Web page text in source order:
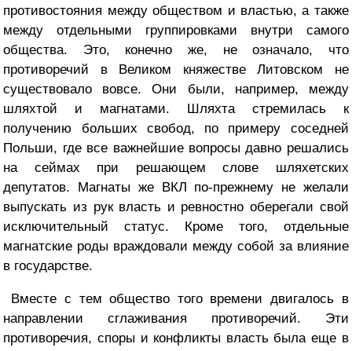
противостояния между обществом и властью, а также
между отдельными группировками внутри самого
общества. Это, конечно же, не означало, что
противоречий в Великом княжестве Литовском не
существовало вовсе. Они были, например, между
шляхтой и магнатами. Шляхта стремилась к
получению больших свобод, по примеру соседней
Польши, где все важнейшие вопросы давно решались
на сеймах при решающем слове шляхетских
депутатов. Магнаты же ВКЛ по-прежнему не желали
выпускать из рук власть и ревностно оберегали свой
исключительный статус. Кроме того, отдельные
магнатские роды враждовали между собой за влияние
в государстве.
Вместе с тем общество того времени двигалось в
направлении сглаживания противоречий. Эти
противоречия, споры и конфликты власть была еще в